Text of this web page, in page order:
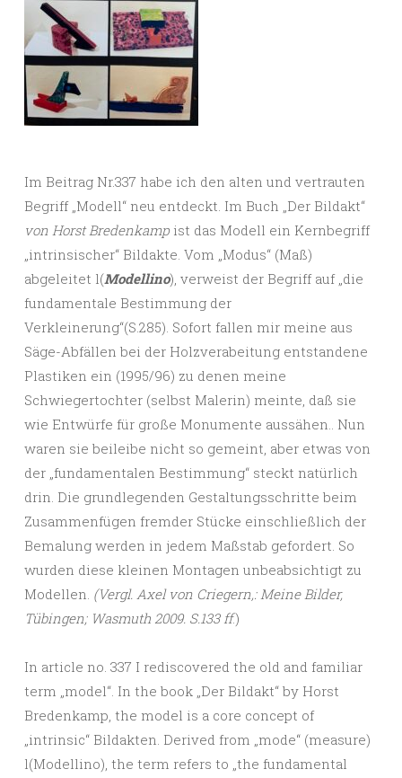
Im Beitrag Nr.337 habe ich den alten und vertrauten
Begriff „Modell“ neu entdeckt. Im Buch „Der Bildakt“
von Horst Bredenkamp ist das Modell ein Kernbegriff
„intrinsischer“ Bildakte. Vom „Modus“ (Maß)
abgeleitet l(Modellino), verweist der Begriff auf „die
fundamentale Bestimmung der
Verkleinerung“(S.285). Sofort fallen mir meine aus
Säge-Abfällen bei der Holzverabeitung entstandene
Plastiken ein (1995/96) zu denen meine
Schwiegertochter (selbst Malerin) meinte, daß sie
wie Entwürfe für große Monumente aussähen.. Nun
waren sie beileibe nicht so gemeint, aber etwas von
der „fundamentalen Bestimmung“ steckt natürlich
drin. Die grundlegenden Gestaltungsschritte beim
Zusammenfügen fremder Stücke einschließlich der
Bemalung werden in jedem Maßstab gefordert. So
wurden diese kleinen Montagen unbeabsichtigt zu
Modellen. (Vergl. Axel von Criegern,: Meine Bilder,
Tübingen; Wasmuth 2009. S.133 ff.)
In article no. 337 I rediscovered the old and familiar
term „model“. In the book „Der Bildakt“ by Horst
Bredenkamp, ​​the model is a core concept of
„intrinsic“ Bildakten. Derived from „mode“ (measure)
l(Modellino), the term refers to „the fundamental